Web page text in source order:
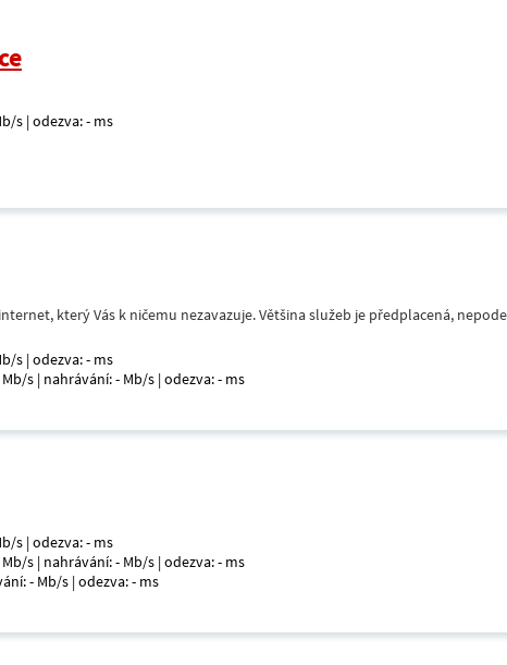
s | odezva: - ms
který Vás k ničemu nezavazuje. Většina služeb je předplacená,
s | odezva: - ms
s | nahrávání: - Mb/s | odezva: - ms
s | odezva: - ms
s | nahrávání: - Mb/s | odezva: - ms
- Mb/s | odezva: - ms